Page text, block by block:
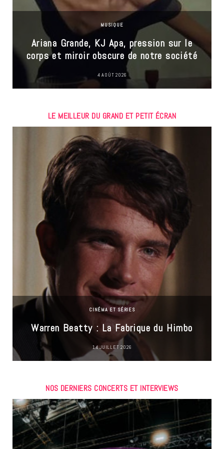
MUSIQUE
Ariana Grande, KJ Apa, pression sur le
corps et miroir obscure de notre société
4 AOÛT 2026
LE MEILLEUR DU GRAND ET PETIT ÉCRAN
CINÉMA ET SÉRIES
Warren Beatty : La Fabrique du Himbo
14 JUILLET 2026
NOS DERNIERS CONCERTS ET INTERVIEWS